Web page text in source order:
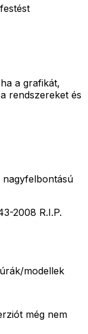
a grafikát,
rendszereket és
nagyfelbontású
2008 R.I.P.
modellek
még nem